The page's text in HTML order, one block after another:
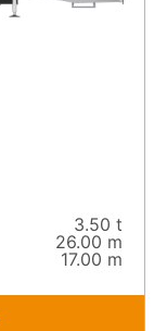
3.50 t
26.00 m
17.00 m